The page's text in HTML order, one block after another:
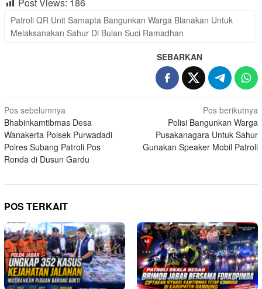
Patroli QR Unit Samapta Bangunkan Warga Blanakan Untuk
Melaksanakan Sahur Di Bulan Suci Ramadhan
SEBARKAN
Navigasi
pos
Pos sebelumnya
Bhabinkamtibmas Desa
Wanakerta Polsek Purwadadi
Polres Subang Patroli Pos
Ronda di Dusun Gardu
Pos berikutnya
Polisi Bangunkan Warga
Pusakanagara Untuk Sahur
Gunakan Speaker Mobil Patroli
POS TERKAIT